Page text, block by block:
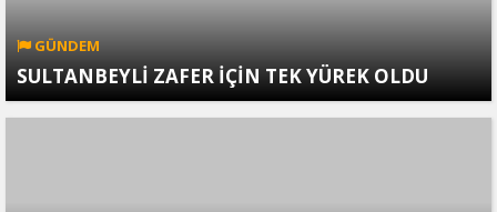
GÜNDEM
SULTANBEYLİ ZAFER İÇİN TEK YÜREK OLDU